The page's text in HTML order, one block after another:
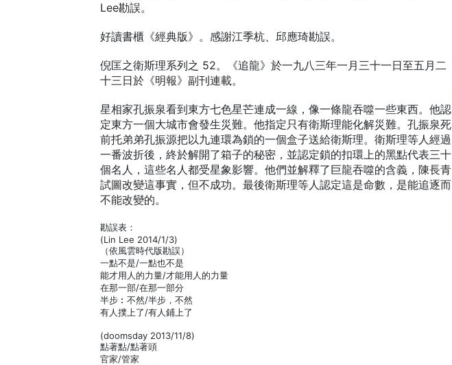
Lee勘誤。
好讀書櫃《經典版》。感謝江季杭、邱應琦勘誤。
倪匡之衛斯理系列之 52。《追龍》於一九八三年一月三十一日至五月二
十三日於《明報》副刊連載。
星相家孔振泉看到東方七色星芒連成一線，像一條龍吞噬一些東西。他認
定東方一個大城市會發生災難。他指定只有衛斯理能化解災難。孔振泉死
前托弟弟孔振源把以九連環為鎖的一個盒子送給衛斯理。衛斯理等人經過
一番波折後，終於解開了箱子的秘密，並認定鎖的扣環上的黑點代表三十
個名人，這些名人都受星象影響。他們並解釋了巨龍吞噬的含義，陳長青
試圖改變這事實，但不成功。最後衛斯理等人認定這是命數，是能追逐而
不能改變的。
勘誤表：
(Lin Lee 2014/1/3)
（依風雲時代版勘誤）
一點不是/一點也不是
能才用人的力量/才能用人的力量
在那一部/在那一部分
半步︰不然/半步，不然
有人撲上了/有人鋪上了
(doomsday 2013/11/8)
點著點/點著頭
官家/管家